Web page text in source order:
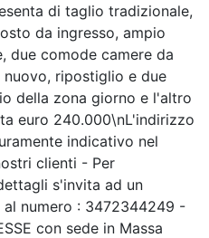
di taglio tradizionale,
da ingresso, ampio
due comode camere da
ripostiglio e due
della zona giorno e l'altro
euro 240.000\nL'indirizzo
indicativo nel
clienti - Per
s'invita ad un
numero : 3472344249 -
con sede in Massa